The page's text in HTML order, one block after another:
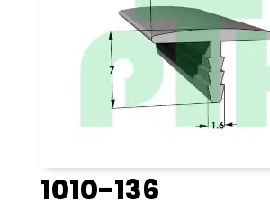
1010-136